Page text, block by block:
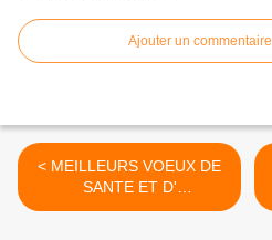
Ajouter un commentaire
< MEILLEURS VOEUX DE
SANTE ET D'
ENGAGEMENTS